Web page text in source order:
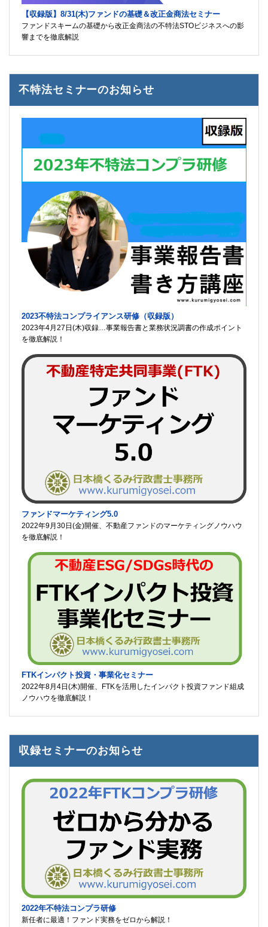
【収録版】8/31(木)ファンドの基礎＆改正金商法セミナー
ファンドスキームの基礎から改正金商法の不特法STOビジネスへの影
響までを徹底解説
不特法セミナーのお知らせ
2023不特法コンプライアンス研修（収録版）
2023年4月27日(木)収録…事業報告書と業務状況調書の作成ポイント
を徹底解説！
ファンドマーケティング5.0
2022年9月30日(金)開催、不動産ファンドのマーケティングノウハウ
を徹底解説！
FTKインパクト投資・事業化セミナー
2022年8月4日(木)開催、FTKを活用したインパクト投資ファンド組成
ノウハウを徹底解説！
収録セミナーのお知らせ
2022年不特法コンプラ研修
新任者に最適！ファンド実務をゼロから解説！